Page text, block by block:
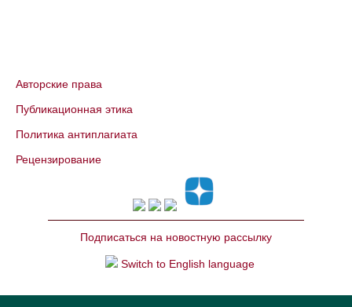
Авторские права
Публикационная этика
Политика антиплагиата
Рецензирование
Подписаться на новостную рассылку
Switch to English language